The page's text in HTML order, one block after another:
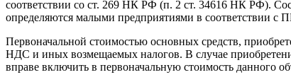
соответствии со ст. 269 НК РФ (п. 2 ст. 34616 НК РФ).
определяются малыми предприятиями в соответствии с
Первоначальной стоимостью основных средств,
НДС и иных возмещаемых налогов. В случае
вправе включить в первоначальную стоимость данного